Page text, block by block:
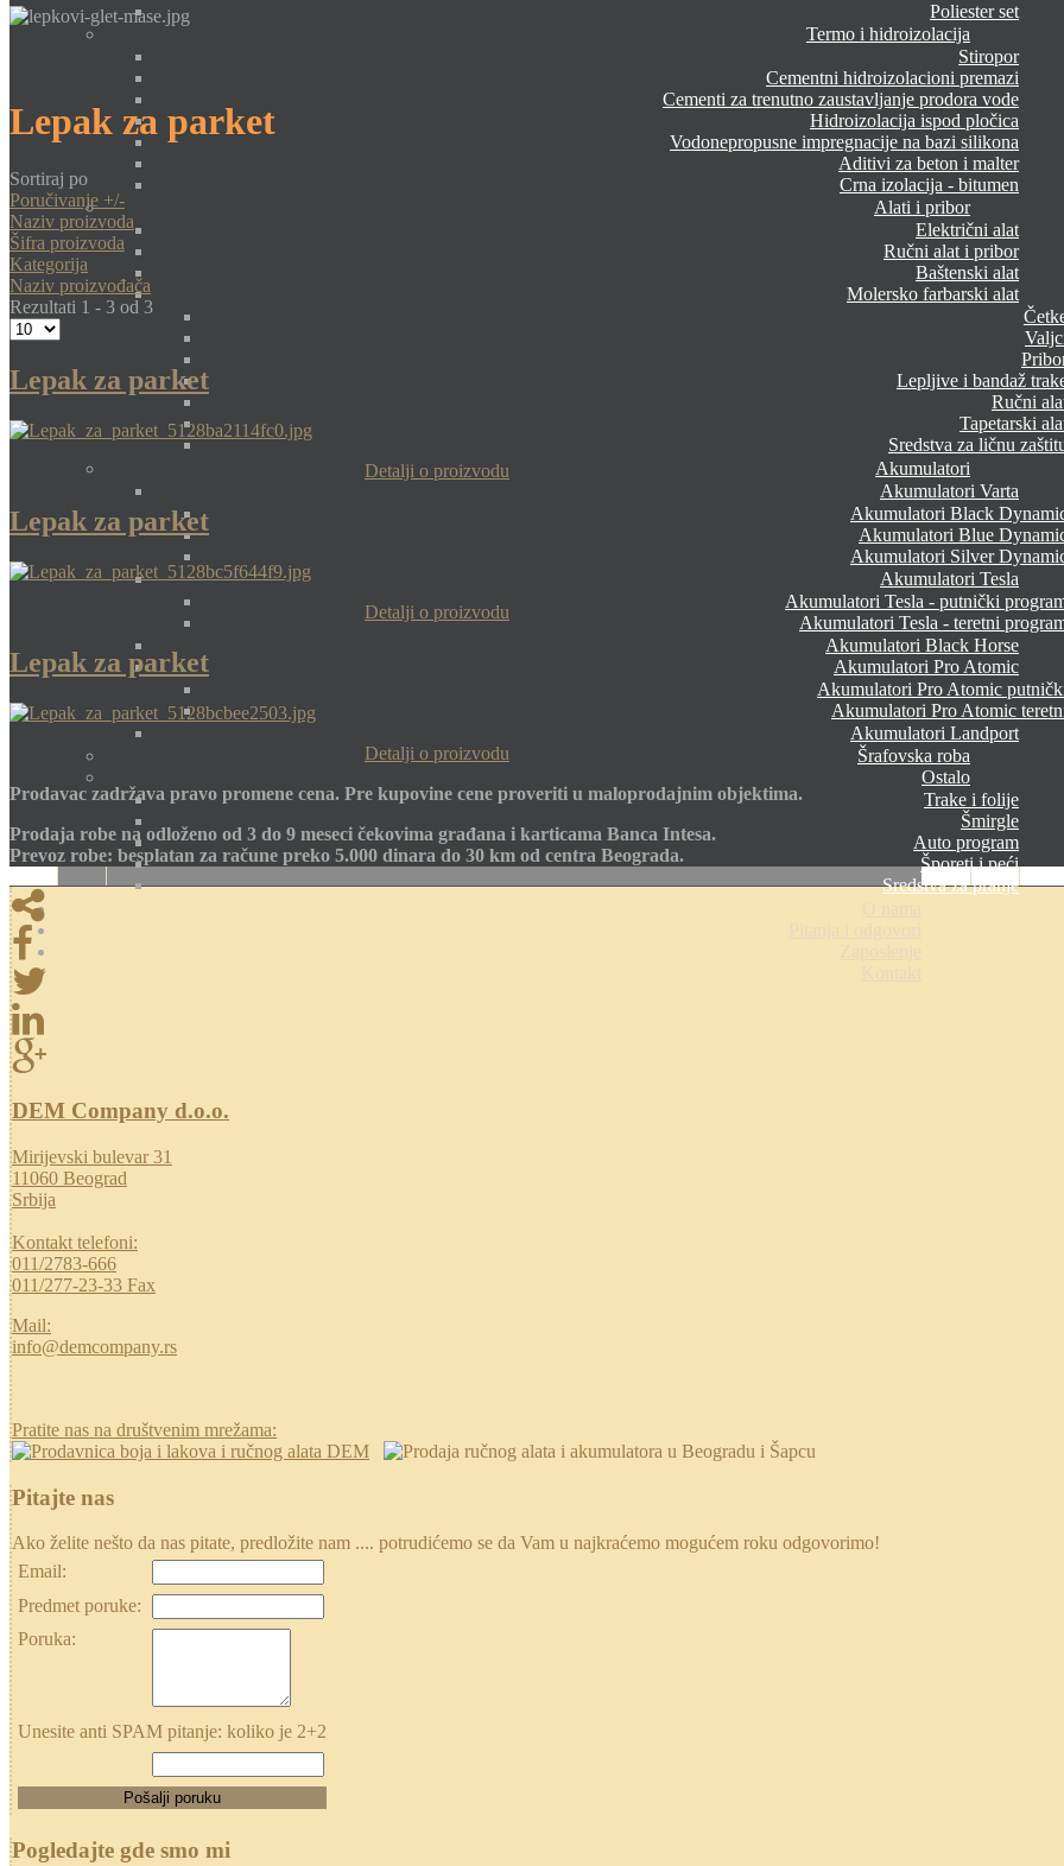
Poliester set
Termo i hidroizolacija
Stiropor
Cementni hidroizolacioni premazi
Cementi za trenutno zaustavljanje prodora vode
Hidroizolacija ispod pločica
Vodonepropusne impregnacije na bazi silikona
Aditivi za beton i malter
Crna izolacija - bitumen
Alati i pribor
Električni alat
Ručni alat i pribor
Baštenski alat
Molersko farbarski alat
Lepljive i bandaž
Ručni
Tapetarski
Sredstva za ličnu
Akumulatori
Akumulatori Varta
Akumulatori Black
Akumulatori Blue
Akumulatori Silver
Akumulatori Tesla
Akumulatori Tesla - putnički
Akumulatori Tesla - teretni
Akumulatori Black Horse
Akumulatori Pro Atomic
Akumulatori Pro Atomic
Akumulatori Pro Atomic
Akumulatori Landport
Šrafovska roba
Ostalo
Trake i folije
Šmirgle
Auto program
Šporeti i peći
Sredstva za pranje
Lepak za parket
Sortiraj po
Poručivanje +/-
Naziv proizvoda
Šifra proizvoda
Kategorija
Naziv proizvođača
Rezultati 1 - 3 od 3
Lepak za parket
Detalji o proizvodu
Lepak za parket
Detalji o proizvodu
Lepak za parket
Detalji o proizvodu
Prodavac zadržava pravo promene cena. Pre kupovine cene proveriti u maloprodajnim objektima.
Prodaja robe na odloženo od 3 do 9 meseci čekovima građana i karticama Banca Intesa.
Prevoz robe: besplatan za račune preko 5.000 dinara do 30 km od centra Beograda.
DEM Company d.o.o.
Mirijevski bulevar 31
11060 Beograd
Srbija
Kontakt telefoni:
011/2783-666
011/277-23-33 Fax
Mail:
info@demcompany.rs
Pratite nas na društvenim mrežama:
Pitajte nas
Ako želite nešto da nas pitate, predložite nam .... potrudićemo se da Vam u najkraćemo mogućem roku odgovorimo!
Email:
Predmet poruke:
Poruka:
Unesite anti SPAM pitanje: koliko je 2+2
Pogledajte gde smo mi